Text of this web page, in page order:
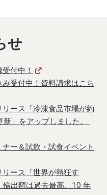
せ
付中！
み受付中！資料請求はこち
リース「冷凍食品市場が約
」をアップしました。
ー＆試飲・試食イベント
リース「世界が熱狂す
輸出額は過去最高、10 年